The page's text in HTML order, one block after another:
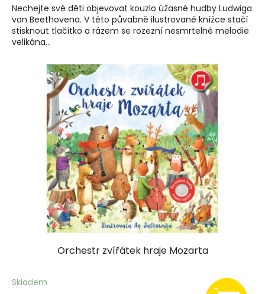
Nechejte své děti objevovat kouzlo úžasné hudby Ludwiga
van Beethovena. V této půvabně ilustrované knížce stačí
stisknout tlačítko a rázem se rozezní nesmrtelné melodie
velikána...
Orchestr zvířátek hraje Mozarta
Skladem